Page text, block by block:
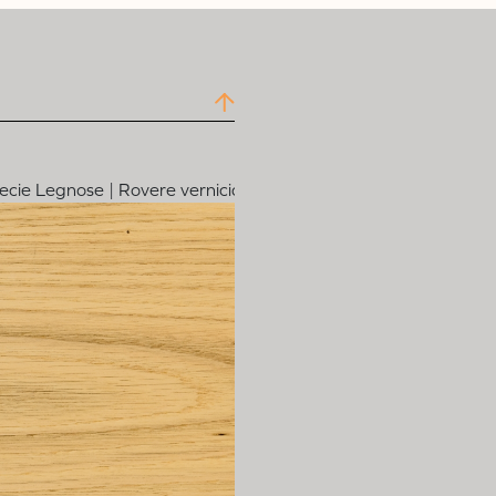
Legnose | Rovere verniciato Metropolitan Soho